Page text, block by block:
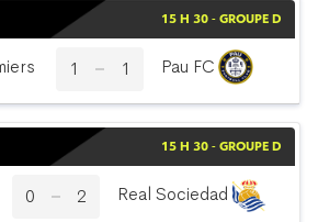
15 H 30 - GROUPE D
1 1 Pau FC
15 H 30 - GROUPE D
0 2 Real Sociedad